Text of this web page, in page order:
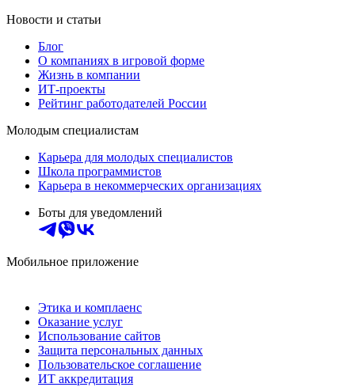
Новости и статьи
Блог
О компаниях в игровой форме
Жизнь в компании
ИТ-проекты
Рейтинг работодателей России
Молодым специалистам
Карьера для молодых специалистов
Школа программистов
Карьера в некоммерческих организациях
Боты для уведомлений
Мобильное приложение
Этика и комплаенс
Оказание услуг
Использование сайтов
Защита персональных данных
Пользовательское соглашение
ИТ аккредитация